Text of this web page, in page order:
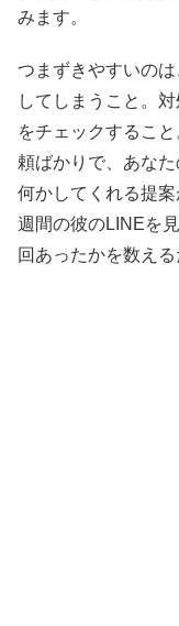
みます。
つまずきやすいの
してしまうこと。
をチェックするこ
頼ばかりで、あな
何かしてくれる提
週間の彼のLINEを
回あったかを数え